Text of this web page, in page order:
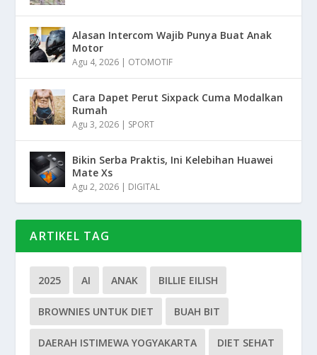
Alasan Intercom Wajib Punya Buat Anak
Motor
Agu 4, 2026 | OTOMOTIF
Cara Dapet Perut Sixpack Cuma Modalkan
Rumah
Agu 3, 2026 | SPORT
Bikin Serba Praktis, Ini Kelebihan Huawei
Mate Xs
Agu 2, 2026 | DIGITAL
ARTIKEL TAG
2025 AI ANAK BILLIE EILISH
BROWNIES UNTUK DIET BUAH BIT
DAERAH ISTIMEWA YOGYAKARTA DIET SEHAT